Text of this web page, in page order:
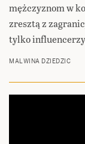
mężczyznom w
zresztą z
tylko
MALWINA DZIEDZIC